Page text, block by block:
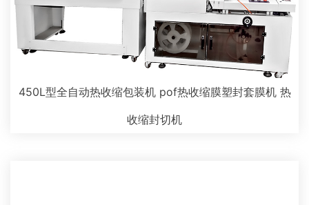
450L型全自动热收缩包装机 pof热收缩膜塑封套膜机 热
收缩封切机